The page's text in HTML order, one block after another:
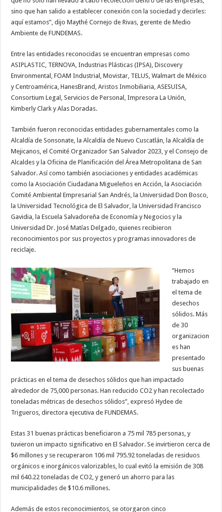
sino que han salido a establecer conexión con la sociedad y decirles:
aquí estamos”, dijo Maythé Cornejo de Rivas, gerente de Medio
Ambiente de FUNDEMAS.
Entre las entidades reconocidas se encuentran empresas como
ASIPLASTIC, TERNOVA, Industrias Plásticas (IPSA), Discovery
Environmental, FOAM Industrial, Movistar, TELUS, Walmart de México
y Centroamérica, HanesBrand, Aristos Inmobiliaria, ASESUISA,
Consortium Legal, Servicios de Personal, Impresora La Unión,
Kimberly Clark y Alas Doradas.
También fueron reconocidas entidades gubernamentales como la
Alcaldía de Sonsonate, la Alcaldía de Nuevo Cuscatlán, la Alcaldía de
Mejicanos, el Comité Organizador San Salvador 2023, y el Consejo de
Alcaldes y la Oficina de Planificación del Área Metropolitana de San
Salvador. Así como también asociaciones y entidades académicas
como la Asociación Ciudadana Migueleños en Acción, la Asociación
Comité Ambiental Empresarial San Andrés, la Universidad Don Bosco,
la Universidad Tecnológica de El Salvador, la Universidad Francisco
Gavidia, la Escuela Salvadoreña de Economía y Negocios y la
Universidad Dr. José Matías Delgado, quienes recibieron
reconocimientos por sus proyectos y programas innovadores de
reciclaje.
“Hemos
trabajado en
el tema de
desechos
sólidos. Más
de 30
organizacion
es han
presentado
sus buenas
prácticas en el tema de desechos sólidos que han impactado
alrededor de 75,000 personas. Han reducido CO2 y han recolectado
toneladas métricas de desechos sólidos”, expresó Hydee de
Trigueros, directora ejecutiva de FUNDEMAS.
Estas 31 buenas prácticas beneficiaron a 75 mil 785 personas, y
tuvieron un impacto significativo en El Salvador. Se invirtieron cerca de
$6 millones y se recuperaron 106 mil 795.92 toneladas de residuos
orgánicos e inorgánicos valorizables, lo cual evitó la emisión de 308
mil 640.22 toneladas de CO2, y generó un ahorro para las
municipalidades de $10.6 millones.
Además de estos reconocimientos, se otorgaron cinco